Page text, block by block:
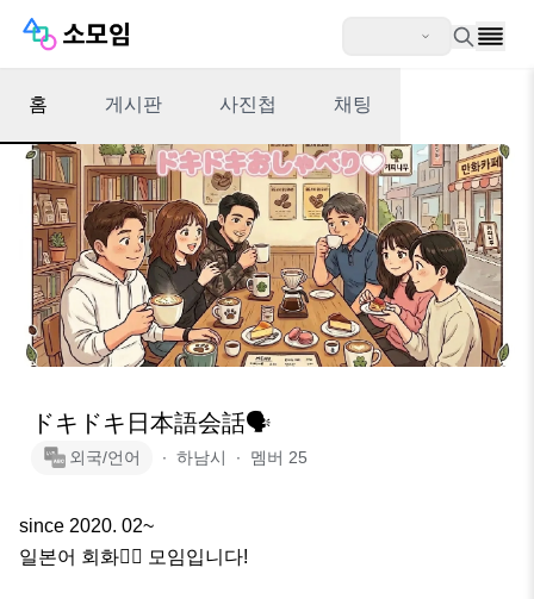
홈 게시판 사진첩 채팅
ドキドキ日本語会話🗣
외국/언어 ∙ 하남시 ∙ 멤버 25
since 2020. 02~
일본어 회화🙋‍♀️ 모임입니다!